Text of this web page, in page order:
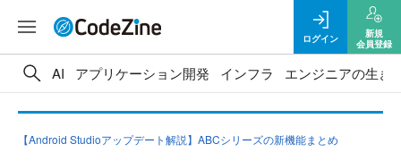
ログイン
新規
会員登録
AI アプリケーション開発 インフラ エンジニアの生き
【Android Studioアップデート解説】ABCシリーズの新機能まとめ